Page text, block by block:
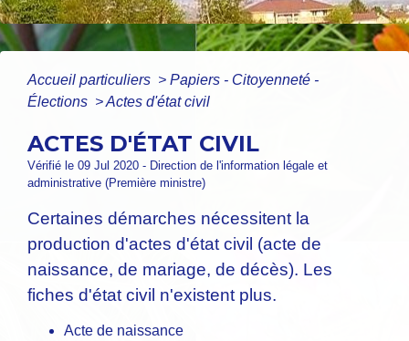
Accueil particuliers > Papiers - Citoyenneté -
Élections >Actes d'état civil
ACTES D'ÉTAT CIVIL
Vérifié le 09 Jul 2020 - Direction de l'information légale et
administrative (Première ministre)
Certaines démarches nécessitent la
production d'actes d'état civil (acte de
naissance, de mariage, de décès). Les
fiches d'état civil n'existent plus.
Acte de naissance